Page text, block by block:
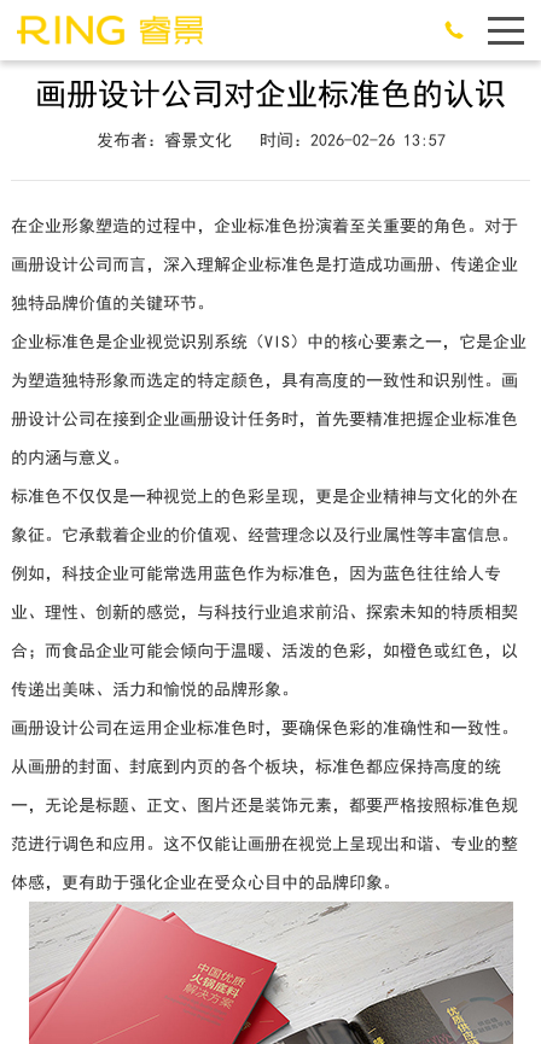
画册设计公司对企业标准色的认识
发布者：睿景文化 时间：2026-02-26 13:57
在企业形象塑造的过程中，企业标准色扮演着至关重要的角色。对于
画册设计公司而言，深入理解企业标准色是打造成功画册、传递企业
独特品牌价值的关键环节。
企业标准色是企业视觉识别系统（VIS）中的核心要素之一，它是企业
为塑造独特形象而选定的特定颜色，具有高度的一致性和识别性。画
册设计公司在接到企业画册设计任务时，首先要精准把握企业标准色
的内涵与意义。
标准色不仅仅是一种视觉上的色彩呈现，更是企业精神与文化的外在
象征。它承载着企业的价值观、经营理念以及行业属性等丰富信息。
例如，科技企业可能常选用蓝色作为标准色，因为蓝色往往给人专
业、理性、创新的感觉，与科技行业追求前沿、探索未知的特质相契
合；而食品企业可能会倾向于温暖、活泼的色彩，如橙色或红色，以
传递出美味、活力和愉悦的品牌形象。
画册设计公司在运用企业标准色时，要确保色彩的准确性和一致性。
从画册的封面、封底到内页的各个板块，标准色都应保持高度的统
一，无论是标题、正文、图片还是装饰元素，都要严格按照标准色规
范进行调色和应用。这不仅能让画册在视觉上呈现出和谐、专业的整
体感，更有助于强化企业在受众心目中的品牌印象。